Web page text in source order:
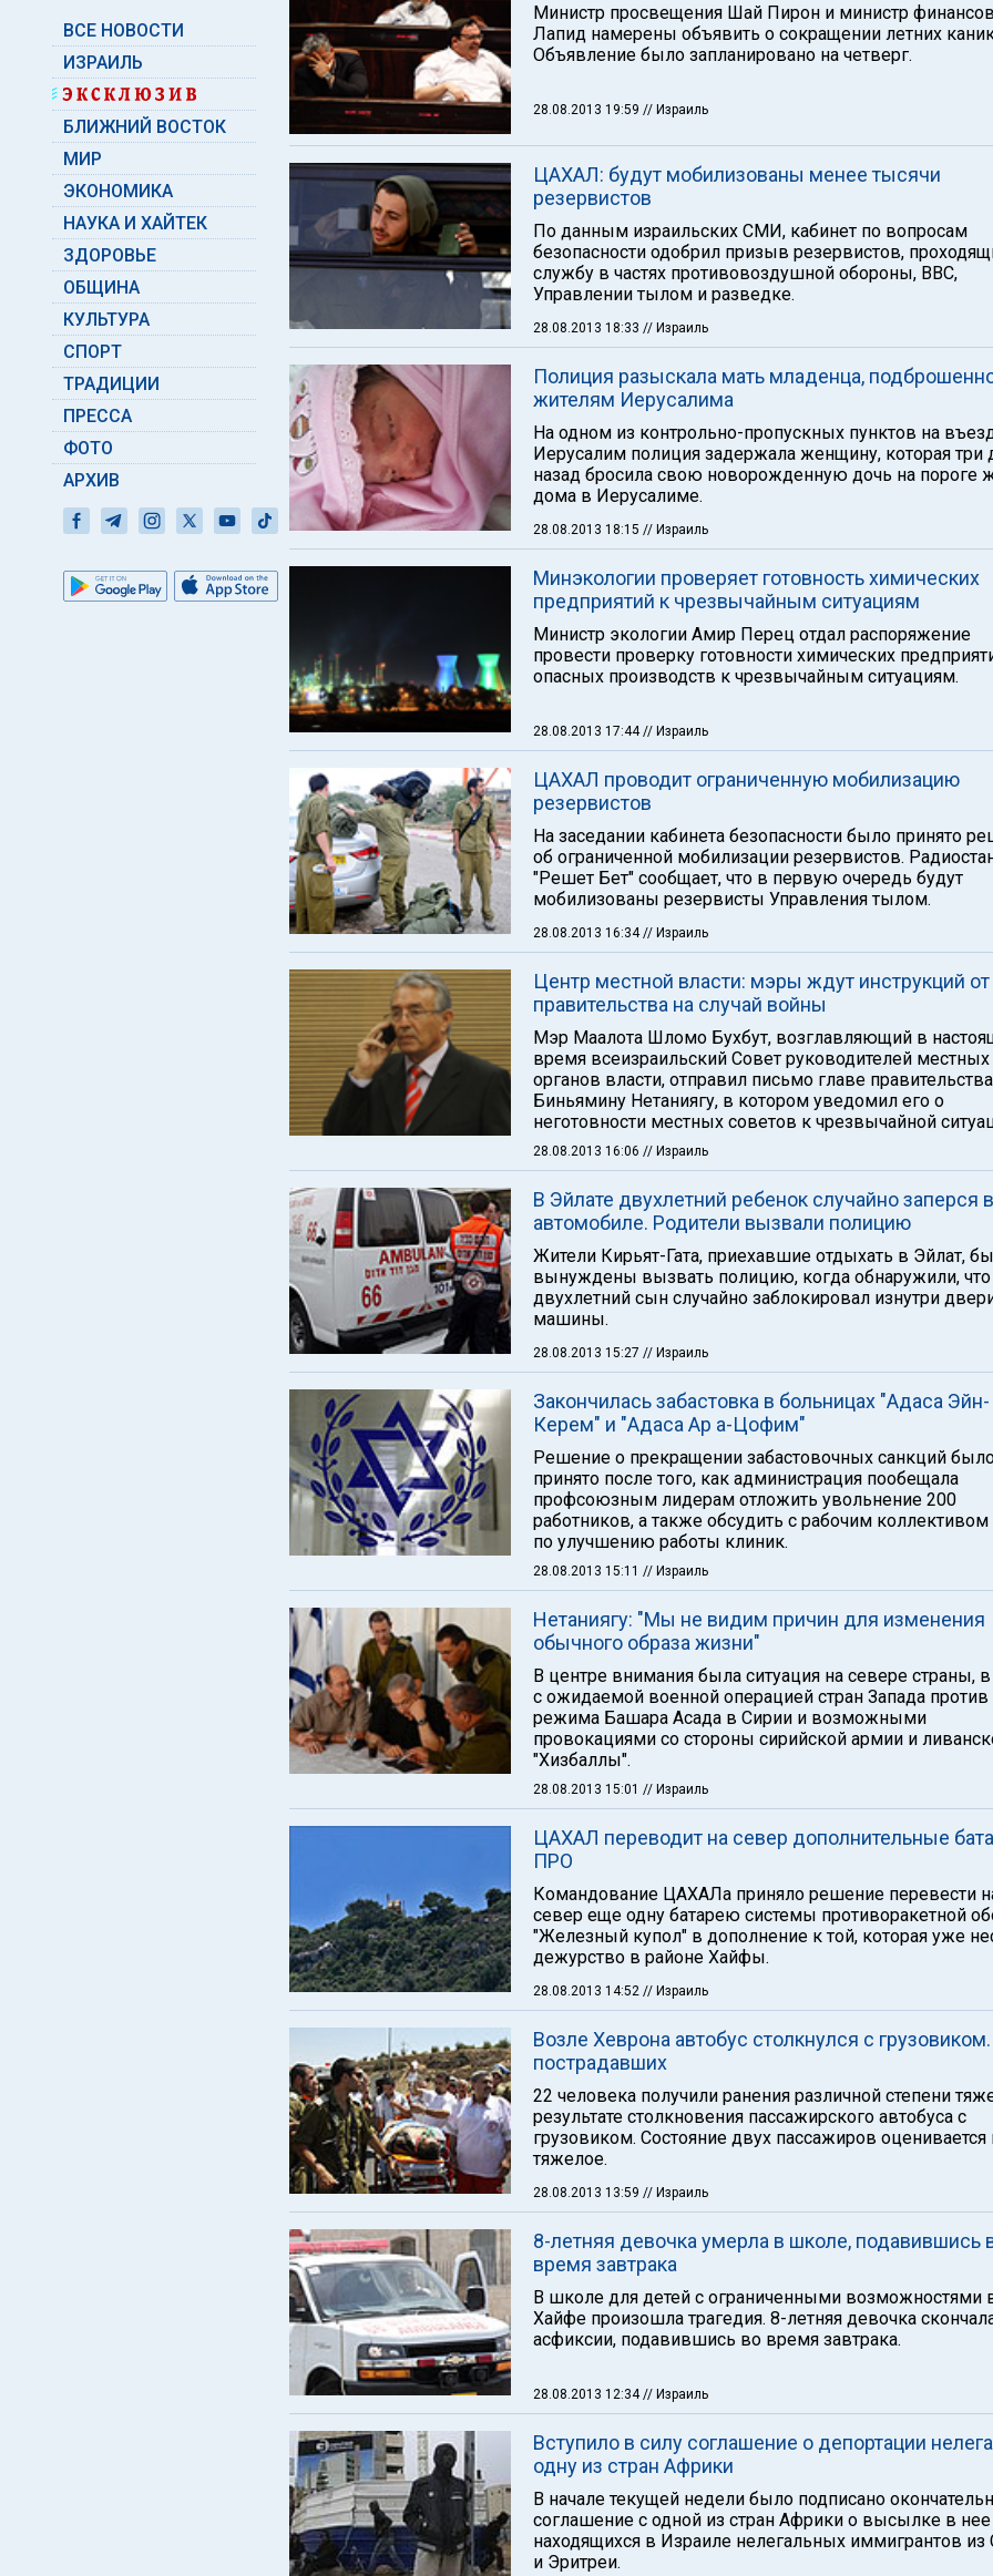
ВСЕ НОВОСТИ
ИЗРАИЛЬ
БЛИЖНИЙ ВОСТОК
МИР
ЭКОНОМИКА
НАУКА И ХАЙТЕК
ЗДОРОВЬЕ
ОБЩИНА
КУЛЬТУРА
СПОРТ
ТРАДИЦИИ
ПРЕССА
ФОТО
АРХИВ
Министр просвещения Шай Пирон и министр
Лапид намерены объявить о сокращении летних
Объявление было запланировано на четверг.
28.08.2013 19:59 // Израиль
ЦАХАЛ: будут мобилизованы менее тысячи
резервистов
По данным израильских СМИ, кабинет по вопросам
безопасности одобрил призыв резервистов,
службу в частях противовоздушной обороны, ВВС,
Управлении тылом и разведке.
28.08.2013 18:33 // Израиль
Полиция разыскала мать младенца,
жителям Иерусалима
На одном из контрольно-пропускных пунктов на
Иерусалим полиция задержала женщину, которая три
назад бросила свою новорожденную дочь на пороге
дома в Иерусалиме.
28.08.2013 18:15 // Израиль
Минэкологии проверяет готовность химических
предприятий к чрезвычайным ситуациям
Министр экологии Амир Перец отдал распоряжение
провести проверку готовности химических
опасных производств к чрезвычайным ситуациям.
28.08.2013 17:44// Израиль
ЦАХАЛ проводит ограниченную мобилизацию
резервистов
На заседании кабинета безопасности было принято
об ограниченной мобилизации резервистов.
"Решет Бет" сообщает, что в первую очередь будут
мобилизованы резервисты Управления тылом.
28.08.2013 16:34// Израиль
Центр местной власти: мэры ждут инструкций от
правительства на случай войны
Мэр Маалота Шломо Бухбут, возглавляющий в
время всеизраильский Совет руководителей местных
органов власти, отправил письмо главе правительства
Биньямину Нетаниягу, в котором уведомил его о
неготовности местных советов к чрезвычайной
28.08.2013 16:06 // Израиль
В Эйлате двухлетний ребенок случайно заперся в
автомобиле. Родители вызвали полицию
Жители Кирьят-Гата, приехавшие отдыхать в Эйлат,
вынуждены вызвать полицию, когда обнаружили, что
двухлетний сын случайно заблокировал изнутри
машины.
28.08.2013 15:27 // Израиль
Закончилась забастовка в больницах "Адаса Эйн-
Керем" и "Адаса Ар а-Цофим"
Решение о прекращении забастовочных санкций
принято после того, как администрация пообещала
профсоюзным лидерам отложить увольнение 200
работников, а также обсудить с рабочим
по улучшению работы клиник.
28.08.2013 15:11 // Израиль
Нетаниягу: "Мы не видим причин для изменения
обычного образа жизни"
В центре внимания была ситуация на севере страны,
с ожидаемой военной операцией стран Запада против
режима Башара Асада в Сирии и возможными
провокациями со стороны сирийской армии и
"Хизбаллы".
28.08.2013 15:01 // Израиль
ЦАХАЛ переводит на север дополнительные
ПРО
Командование ЦАХАЛа приняло решение перевести
север еще одну батарею системы противоракетной
"Железный купол" в дополнение к той, которая уже
дежурство в районе Хайфы.
28.08.2013 14:52 // Израиль
Возле Хеврона автобус столкнулся с
пострадавших
22 человека получили ранения различной степени
результате столкновения пассажирского автобуса с
грузовиком. Состояние двух пассажиров оценивается
тяжелое.
28.08.2013 13:59 // Израиль
8-летняя девочка умерла в школе, подавившись
время завтрака
В школе для детей с ограниченными возможностями
Хайфе произошла трагедия. 8-летняя девочка
асфиксии, подавившись во время завтрака.
28.08.2013 12:34// Израиль
Вступило в силу соглашение о депортации
одну из стран Африки
В начале текущей недели было подписано
соглашение с одной из стран Африки о высылке в нее
находящихся в Израиле нелегальных иммигрантов из
и Эритреи.